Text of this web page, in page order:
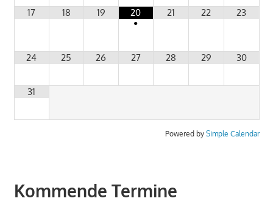
17 18 19
20
•
21 22 23
24 25 26 27 28 29 30
31
Powered by Simple Calendar
Kommende Termine